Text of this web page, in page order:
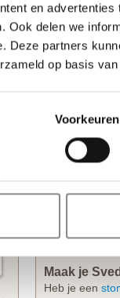
en
Ook delen we
Deze partners
op basis
Voorkeuren
uitstraling
tussendorpels
hoog rondom
Bovendien is
Stompe
scharnieren
draairichting
deur niet
Maak je
Heb je een